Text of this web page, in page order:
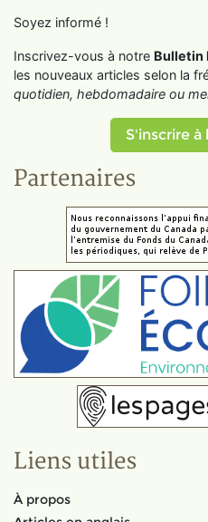
Soyez informé !
Inscrivez-vous à notre Bulletin
les nouveaux articles selon la
quotidien, hebdomadaire ou
S'inscrire
Partenaires
Liens utiles
À propos